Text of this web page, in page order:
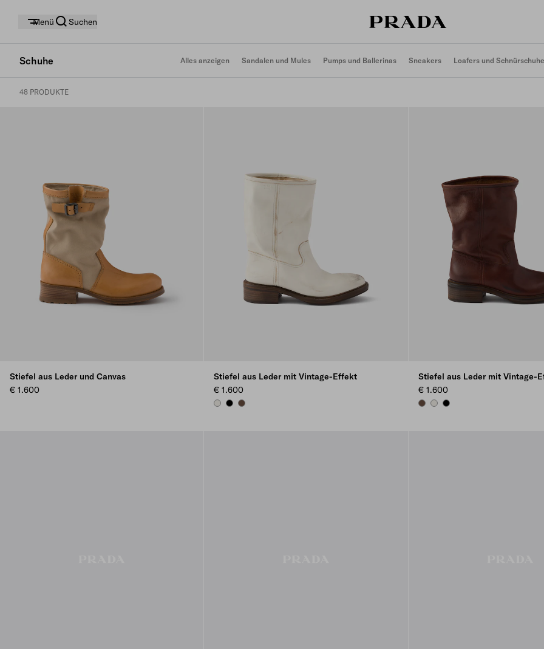
Menü Suchen
Schuhe Alles anzeigen Sandalen und Mules Pumps und Ballerinas Sneakers Loafers und Schnürschuhe
48 PRODUKTE
Stiefel aus Leder und Canvas
€ 1.600
Stiefel aus Leder mit Vintage-Effekt
€ 1.600
CHALK WHITE
BLACKCOCOA BROWN
Stiefel aus Leder mit Vintage-
€ 1.600
COCOA BROWN
CHALK WHITE
BLACK